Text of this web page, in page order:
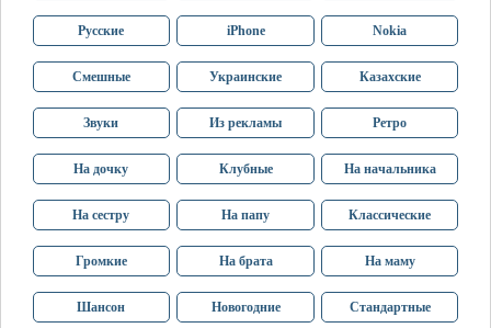
Русские iPhone Nokia
Смешные Украинские Казахские
Звуки Из рекламы Ретро
На дочку Клубные На начальника
На сестру На папу Классические
Громкие На брата На маму
Шансон Новогодние Стандартные